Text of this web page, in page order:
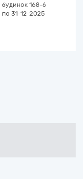
будинок 168-б
по 31-12-2025